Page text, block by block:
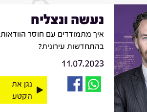
נעשה ונצליח
איך מתמודדים עם חוסר הוודאות
בהתחדשות עירונית?
11.07.2023
נגן את
הקטע